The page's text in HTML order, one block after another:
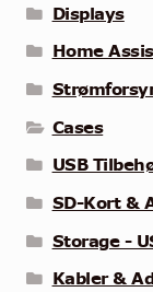
Displays
Home
Cases
USB
SD-Kort &
Storage -
Kabler &